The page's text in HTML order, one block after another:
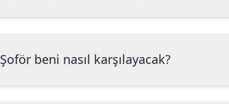
Şoför beni nasıl karşılayacak?